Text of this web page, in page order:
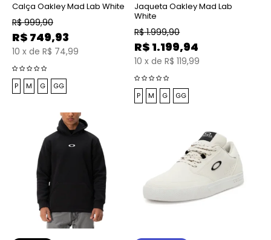
Calça Oakley Mad Lab White
R$ 999,90
R$ 749,93
10 x de R$ 74,99
P M G GG
Jaqueta Oakley Mad Lab
White
R$ 1.999,90
R$ 1.199,94
10 x de R$ 119,99
P M G GG